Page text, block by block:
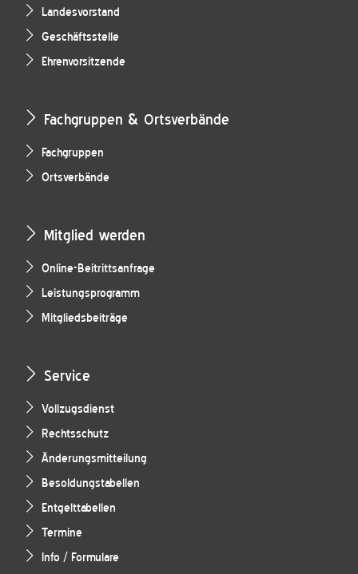
Landesvorstand
Geschäftsstelle
Ehrenvorsitzende
Fachgruppen & Ortsverbände
Fachgruppen
Ortsverbände
Mitglied werden
Online-Beitrittsanfrage
Leistungsprogramm
Mitgliedsbeiträge
Service
Vollzugsdienst
Rechtsschutz
Änderungsmitteilung
Besoldungstabellen
Entgelttabellen
Termine
Info / Formulare